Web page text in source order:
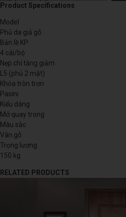
Product Specifications
Model
Phủ da giả gỗ
Bản lề KP
4 cái/bộ
Nẹp chỉ tăng giảm
L5 (phủ 2 mặt)
Khóa tròn trơn
Pasini
Kiểu dáng
Mở quay trong
Màu sắc
Vân gỗ
Trọng lượng
150 kg
RELATED PRODUCTS